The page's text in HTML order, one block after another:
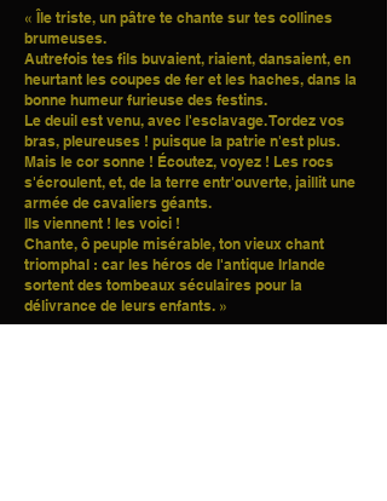
« Île triste, un pâtre te chante sur tes collines
brumeuses.
Autrefois tes fils buvaient, riaient, dansaient, en
heurtant les coupes de fer et les haches, dans la
bonne humeur furieuse des festins.
Le deuil est venu, avec l'esclavage. Tordez vos
bras, pleureuses ! puisque la patrie n'est plus.
Mais le cor sonne ! Écoutez, voyez ! Les rocs
s'écroulent, et, de la terre entr'ouverte, jaillit une
armée de cavaliers géants.
Ils viennent ! les voici !
Chante, ô peuple misérable, ton vieux chant
triomphal : car les héros de l'antique Irlande
sortent des tombeaux séculaires pour la
délivrance de leurs enfants. »